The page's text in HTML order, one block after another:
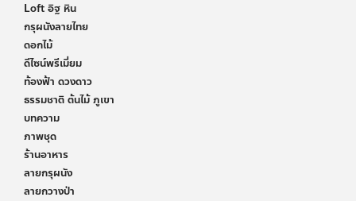
Loft อิฐ หิน
กรุผนังลายไทย
ดอกไม้
ดีไซน์พรีเมี่ยม
ท้องฟ้า ดวงดาว
ธรรมชาติ ต้นไม้ ภูเขา
บทความ
ภาพชุด
ร้านอาหาร
ลายกรุผนัง
ลายกวางป่า